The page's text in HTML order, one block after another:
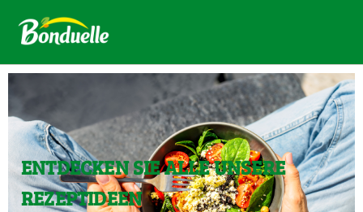
ENTDECKEN SIE ALLE UNSERE
REZEPTIDEEN